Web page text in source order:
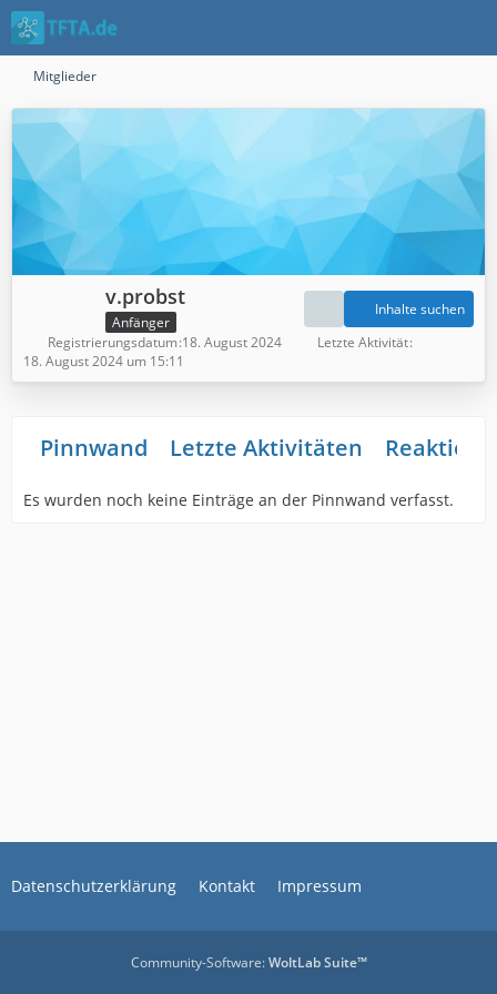
Mitglieder
v.probst
Anfänger
Inhalte suchen
Registrierungsdatum 18. August 2024
Letzte Aktivität
18. August 2024 um 15:11
Pinnwand Letzte Aktivitäten
Es wurden noch keine Einträge an der Pinnwand verfasst.
Datenschutzerklärung Kontakt Impressum
Community-Software:WoltLab Suite™